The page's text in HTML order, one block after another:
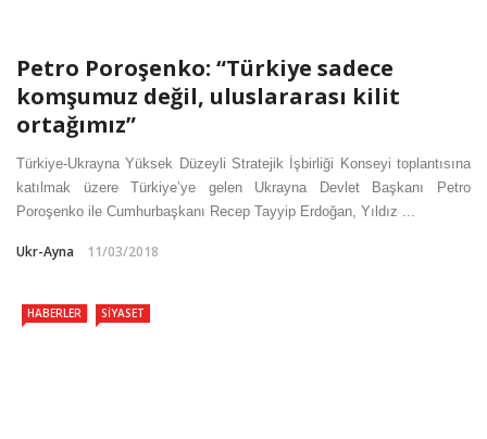
Petro Poroşenko: “Türkiye sadece
komşumuz değil, uluslararası kilit
ortağımız”
Türkiye-Ukrayna Yüksek Düzeyli Stratejik İşbirliği Konseyi toplantısına
katılmak üzere Türkiye’ye gelen Ukrayna Devlet Başkanı Petro
Poroşenko ile Cumhurbaşkanı Recep Tayyip Erdoğan, Yıldız ...
Ukr-Ayna 11/03/2018
HABERLER SIYASET